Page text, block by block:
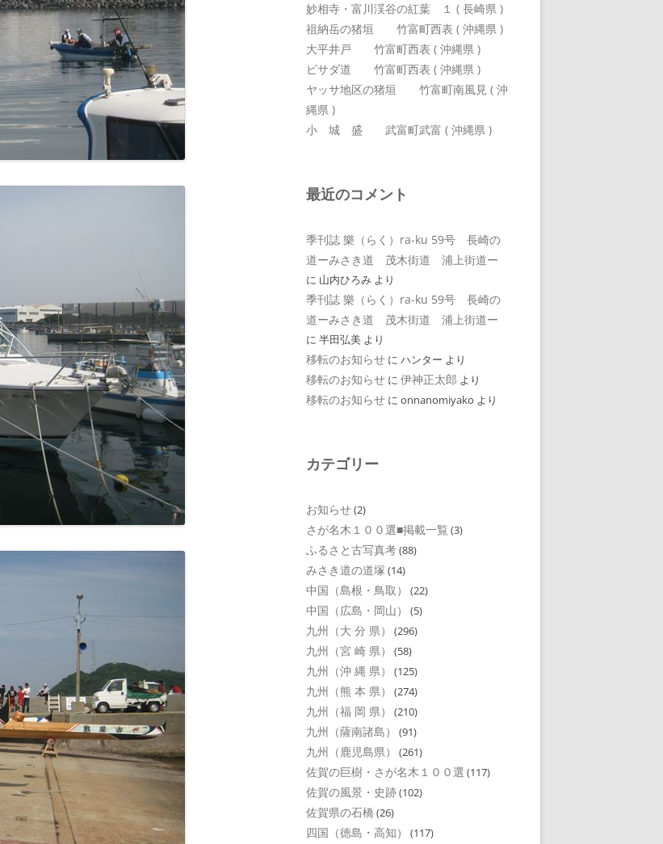
妙相寺・富川渓谷の紅葉 １ ( 長崎県 )
祖納岳の猪垣 竹富町西表 ( 沖縄県 )
大平井戸 竹富町西表 ( 沖縄県 )
ピサダ道 竹富町西表 ( 沖縄県 )
ヤッサ地区の猪垣 竹富町南風見 ( 沖
縄県 )
小 城 盛 武富町武富 ( 沖縄県 )
最近のコメント
季刊誌 樂（らく）ra-ku 59号 長崎の
道ーみさき道 茂木街道 浦上街道ー
に 山内ひろみ より
季刊誌 樂（らく）ra-ku 59号 長崎の
道ーみさき道 茂木街道 浦上街道ー
に 半田弘美 より
移転のお知らせ に ハンター より
移転のお知らせ に 伊神正太郎 より
移転のお知らせ に onnanomiyako より
カテゴリー
お知らせ(2)
さが名木１００選■掲載一覧 (3)
ふるさと古写真考(88)
みさき道の道塚 (14)
中国（島根・鳥取） (22)
中国（広島・岡山） (5)
九州（大 分 県） (296)
九州（宮 崎 県） (58)
九州（沖 縄 県） (125)
九州（熊 本 県） (274)
九州（福 岡 県） (210)
九州（薩南諸島） (91)
九州（鹿児島県） (261)
佐賀の巨樹・さが名木１００選 (117)
佐賀の風景・史跡(102)
佐賀県の石橋 (26)
四国（徳島・高知） (117)